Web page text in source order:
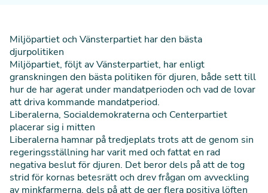
Miljöpartiet och Vänsterpartiet har den bästa
djurpolitiken
Miljöpartiet, följt av Vänsterpartiet, har enligt
granskningen den bästa politiken för djuren, både sett till
hur de har agerat under mandatperioden och vad de lovar
att driva kommande mandatperiod.
Liberalerna, Socialdemokraterna och Centerpartiet
placerar sig i mitten
Liberalerna hamnar på tredjeplats trots att de genom sin
regeringsställning har varit med och fattat en rad
negativa beslut för djuren. Det beror dels på att de tog
strid för kornas betesrätt och drev frågan om avveckling
av minkfarmerna, dels på att de ger flera positiva löften